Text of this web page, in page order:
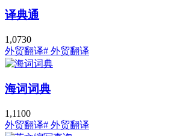
译典通
1,0730
外贸翻译# 外贸翻译
海词词典
1,1100
外贸翻译# 外贸翻译